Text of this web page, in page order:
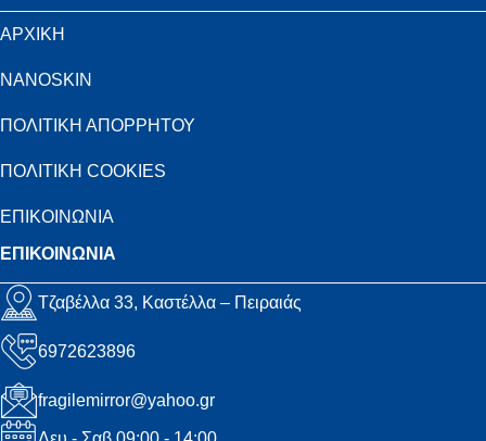
ΑΡΧΙΚΗ
NANOSKIN
ΠΟΛΙΤΙΚΗ ΑΠΟΡΡΗΤΟΥ
ΠΟΛΙΤΙΚΗ COOKIES
ΕΠΙΚΟΙΝΩΝΙΑ
ΕΠΙΚΟΙΝΩΝΙΑ
Τζαβέλλα 33, Καστέλλα – Πειραιάς
6972623896
fragilemirror@yahoo.gr